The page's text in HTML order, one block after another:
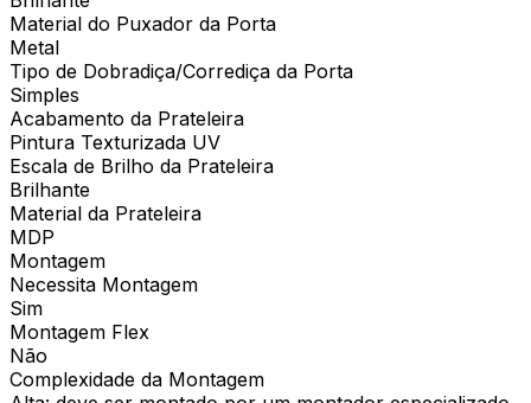
Material do Puxador da Porta
Metal
Tipo de Dobradiça/Corrediça da Porta
Simples
Acabamento da Prateleira
Pintura Texturizada UV
Escala de Brilho da Prateleira
Brilhante
Material da Prateleira
MDP
Montagem
Necessita Montagem
Sim
Montagem Flex
Não
Complexidade da Montagem